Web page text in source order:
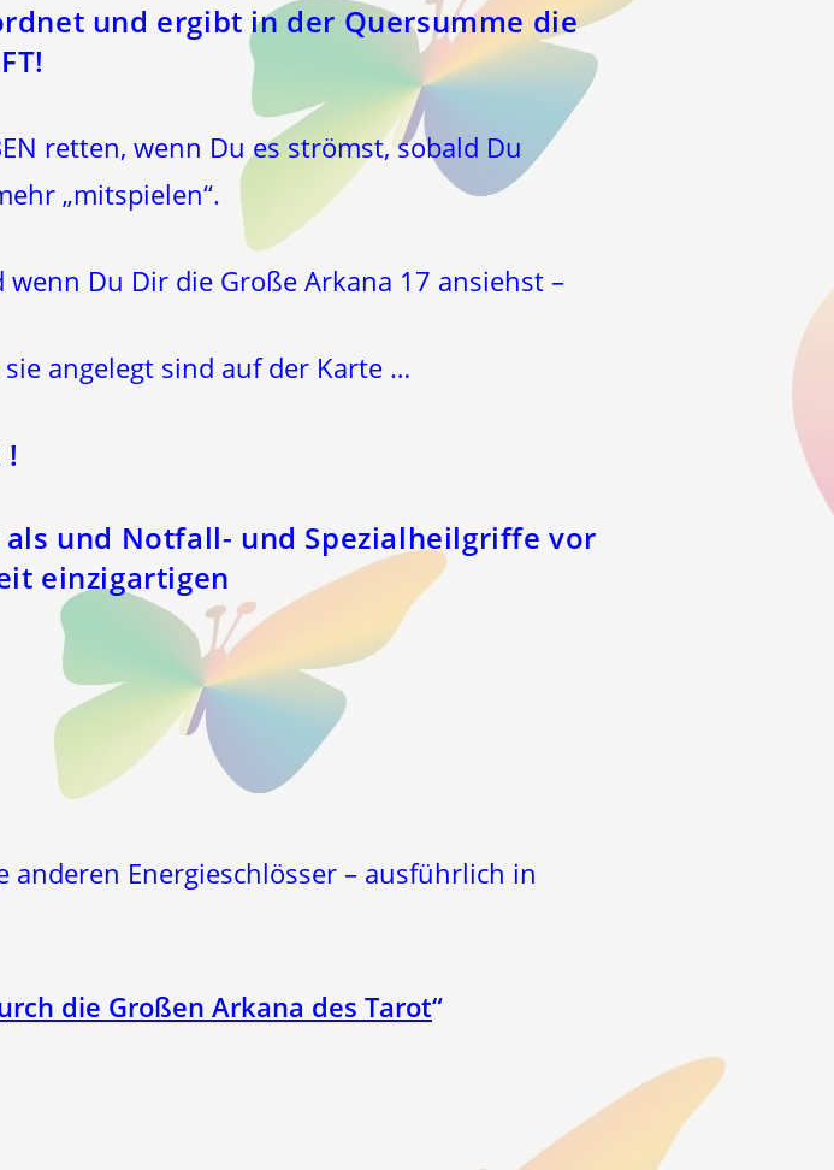
und ergibt in der Quersumme die
retten, wenn Du es strömst, sobald Du
„mitspielen“.
wenn Du Dir die Große Arkana 17 ansiehst –
angelegt sind auf der Karte …
!
als und Notfall- und Spezialheilgriffe vor
einzigartigen
anderen Energieschlösser – ausführlich in
die Großen Arkana des Tarot“